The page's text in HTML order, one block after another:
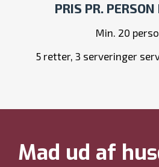
PRIS PR.
Min. 20
5 retter, 3 serveringer
Mad ud af